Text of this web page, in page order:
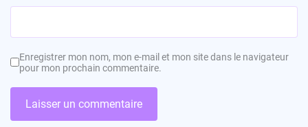
Enregistrer mon nom, mon e-mail et mon site dans le navigateur
pour mon prochain commentaire.